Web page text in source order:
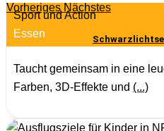
Vorheriges Nächstes
Sport und Action
Essen
Taucht gemeinsam in eine
Farben, 3D-Effekte und (...)